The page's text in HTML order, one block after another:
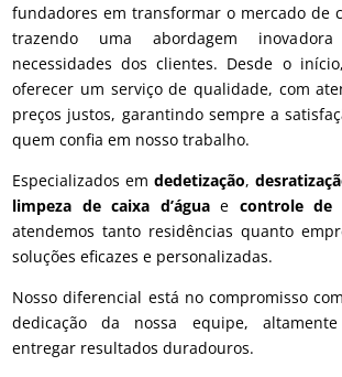
fundadores em transformar o mercado de
trazendo uma abordagem
necessidades dos clientes. Desde o
oferecer um serviço de qualidade, com
preços justos, garantindo sempre a
quem confia em nosso trabalho.
Especializados em dedetização,
limpeza de caixa d’águae controle de
atendemos tanto residências quanto
soluções eficazes e personalizadas.
Nosso diferencial está no compromisso
dedicação da nossa equipe,
entregar resultados duradouros.